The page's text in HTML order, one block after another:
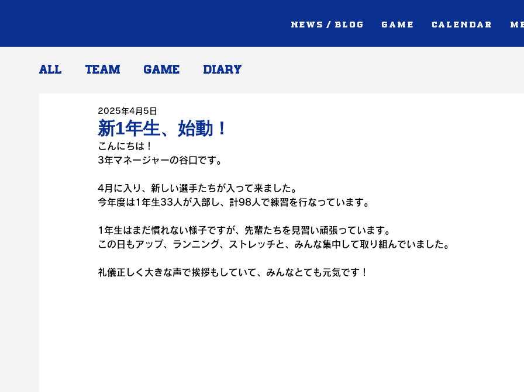
NEWS / BLOG GAME CALENDAR
ALL TEAM GAME DIARY
新1年生、始動！
2025年4月5日
こんにちは！
3年マネージャーの谷口です。
4月に入り、新しい選手たちが入って来ました。
今年度は1年生33人が入部し、計98人で練習を行なっています。
1年生はまだ慣れない様子ですが、先輩たちを見習い頑張っています。
この日もアップ、ランニング、ストレッチと、みんな集中して取り組んでいました。
礼儀正しく大きな声で挨拶もしていて、みんなとても元気です！